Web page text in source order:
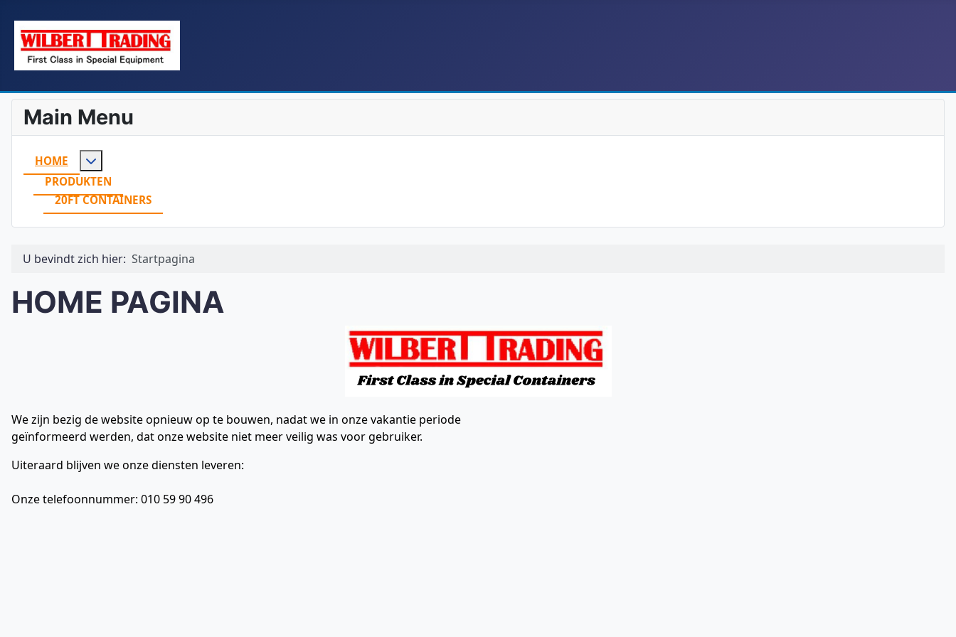
Main Menu
HOME
PRODUKTEN
20FT CONTAINERS
U bevindt zich hier: Startpagina
HOME PAGINA
We zijn bezig de website opnieuw op te bouwen, nadat we in onze vakantie periode
geïnformeerd werden, dat onze website niet meer veilig was voor gebruiker.
Uiteraard blijven we onze diensten leveren:
Onze telefoonnummer: 010 59 90 496